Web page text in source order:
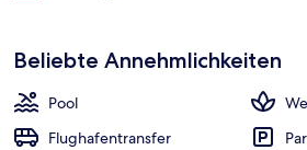
Beliebte Annehmlichkeiten
Pool
Flughafentransfer